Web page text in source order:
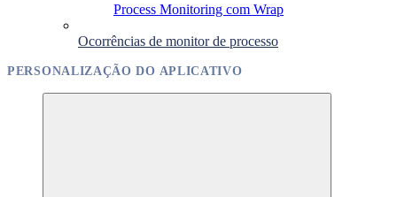
Process Monitoring com Wrap
Ocorrências de monitor de processo
PERSONALIZAÇÃO DO APLICATIVO